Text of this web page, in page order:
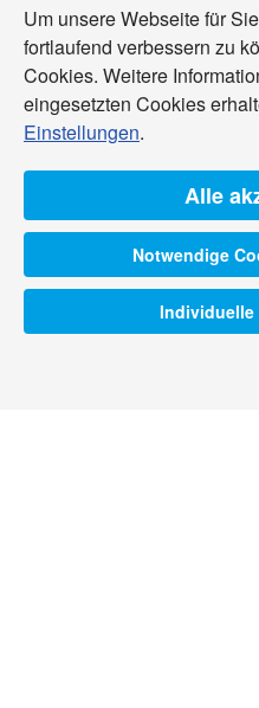
Um unsere Webseite für
fortlaufend verbessern zu
Cookies. Weitere
eingesetzten Cookies
Einstellungen.
Alle
Notwendige
Individuelle